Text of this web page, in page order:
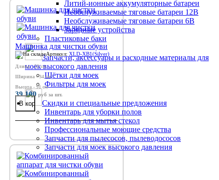
Литий-ионные аккумуляторные батареи
Необслуживаемые тяговые батареи 12В
Необслуживаемые тяговые батареи 6В
Зарядные устройства
Пластиковые баки
Запчасти, аксессуары и расходные материалы для
моек высокого давления
Щётки для моек
Фильтры для моек
Скидки и специальные предложения
Инвентарь для уборки полов
Инвентарь для мытья стекол
Профессиональные моющие средства
Запчасти для пылесосов, пылеводососов
Запчасти для моек высокого давления
Машинка для чистки обуви
Артикул: XLD-XB1(Silver)
Длина - 53 см
Ширина - 34 см
Высота - 91 см
39 100 руб за шт.